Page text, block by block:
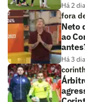
Há 2
fora
Neto
ao
Há 3